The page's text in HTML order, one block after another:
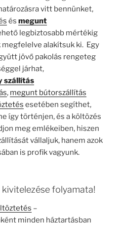
vitt bennünket,
és megunt
legbiztosabb mértékig
alakítsuk ki. Egy
jövő pakolás rengeteg
járhat,
szállítás
, megunt bútorszállítás
esetében segíthet,
így történjen, és a költözés
meg emlékeiben, hiszen
vállaljuk, hanem azok
is profik vagyunk.
folyamata!
–
minden háztartásban